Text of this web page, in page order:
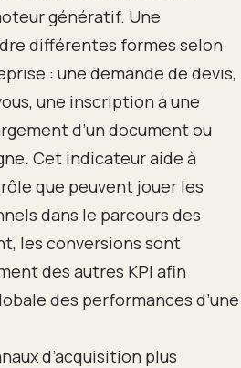
génératif. Une
différentes formes selon
: une demande de devis,
une inscription à une
d’un document ou
Cet indicateur aide à
que peuvent jouer les
dans le parcours des
les conversions sont
des autres KPI afin
des performances d’une
d’acquisition plus